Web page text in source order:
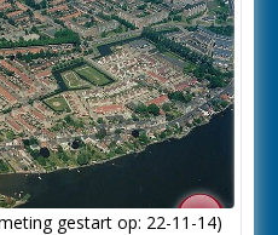
gestart op: 22-11-14)